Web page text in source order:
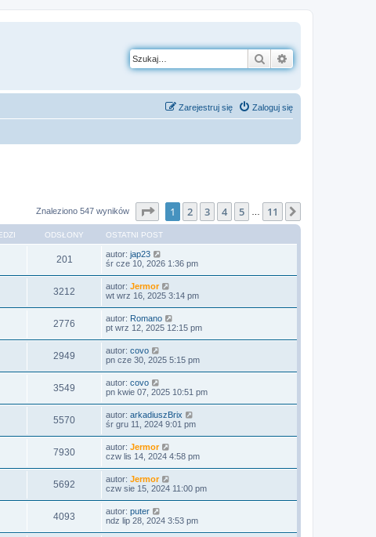
Szukaj
Zaloguj się
Zarejestruj się
Znaleziono 547 wyników Strona1 11
1 2 3 4 5 11
ODSŁONY OSTATNI POST
201 autor: jap23
śr cze 10, 2026 1:36 pm
3212 autor: Jermor
wt wrz 16, 2025 3:14 pm
2776 autor: Romano
pt wrz 12, 2025 12:15 pm
2949 autor: covo
pn cze 30, 2025 5:15 pm
3549 autor: covo
pn kwie 07, 2025 10:51 pm
5570 autor: arkadiuszBrix
śr gru 11, 2024 9:01 pm
7930 autor: Jermor
czw lis 14, 2024 4:58 pm
5692 autor: Jermor
czw sie 15, 2024 11:00 pm
4093 autor: puter
ndz lip 28, 2024 3:53 pm